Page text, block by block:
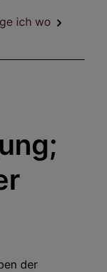
ich wo
der